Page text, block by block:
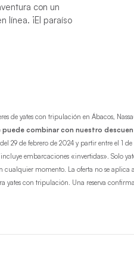
con un
línea. ¡El paraíso
de yates con tripulación en Ábacos,
puede combinar con nuestro
del 29 de febrero de 2024 y partir entre el 1
embarcaciones «invertidas». Solo
cualquier momento. La oferta no se aplica
yates con tripulación. Una reserva